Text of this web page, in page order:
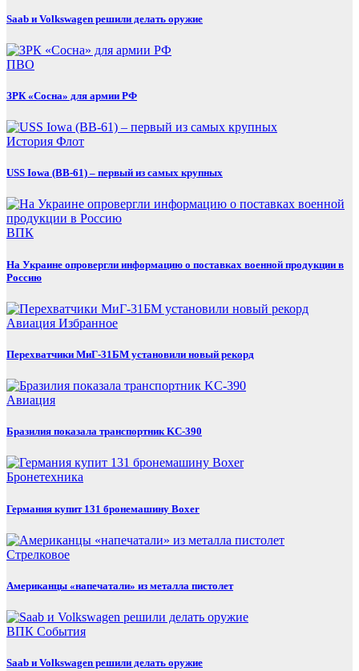
Saab и Volkswagen решили делать оружие
ПВО
ЗРК «Сосна» для армии РФ
История Флот
USS Iowa (BB-61) – первый из самых крупных
ВПК
На Украине опровергли информацию о поставках военной продукции в
Россию
Авиация Избранное
Перехватчики МиГ-31БМ установили новый рекорд
Авиация
Бразилия показала транспортник KC-390
Бронетехника
Германия купит 131 бронемашину Boxer
Стрелковое
Американцы «напечатали» из металла пистолет
ВПК События
Saab и Volkswagen решили делать оружие